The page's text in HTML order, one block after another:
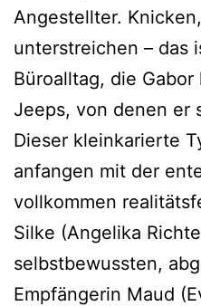
Angestellter.
unterstreichen – das
Büroalltag, die
Jeeps, von denen er
Dieser kleinkarierte
anfangen mit der
vollkommen
Silke (Angelika
selbstbewussten,
Empfängerin Maud